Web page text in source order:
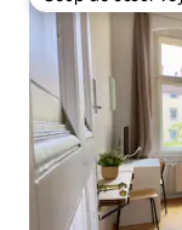
Coup de cœur